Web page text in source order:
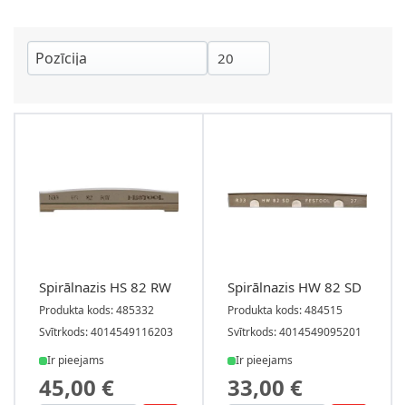
Spirālnazis HS 82 RW
Produkta kods: 485332
Svītrkods: 4014549116203
Ir pieejams
45,00 €
Spirālnazis HW 82 SD
Produkta kods: 484515
Svītrkods: 4014549095201
Ir pieejams
33,00 €